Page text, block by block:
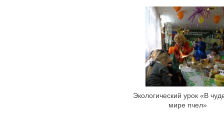
Экологический урок «В
мире пчел»